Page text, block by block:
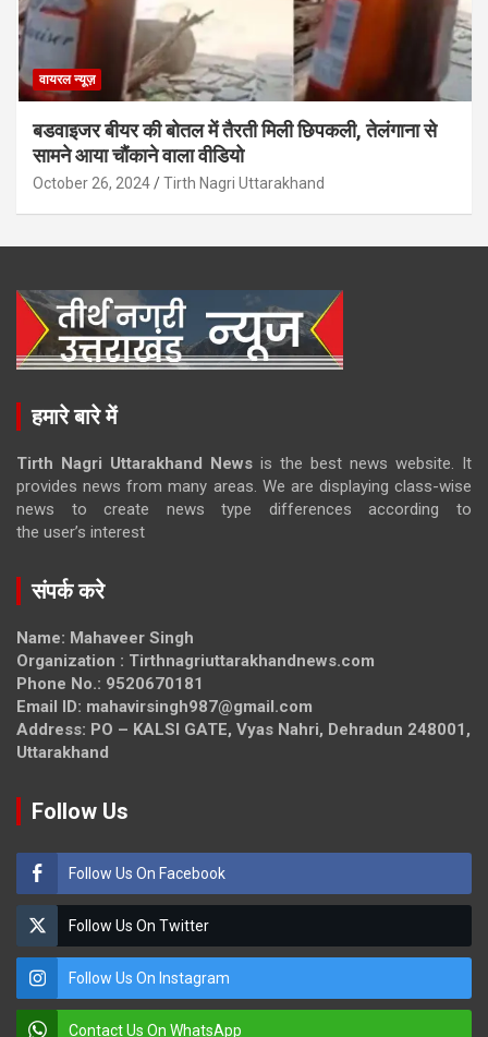
वायरल न्यूज़
बडवाइजर बीयर की बोतल में तैरती मिली छिपकली, तेलंगाना से
सामने आया चौंकाने वाला वीडियो
October 26, 2024 Tirth Nagri Uttarakhand
हमारे बारे में
Tirth Nagri Uttarakhand News is the best news website. It
provides news from many areas. We are displaying class-wise
news to create news type differences according to
the user’s interest
संपर्क करे
Name: Mahaveer Singh
Organization : Tirthnagriuttarakhandnews.com
Phone No.: 9520670181
Email ID: mahavirsingh987@gmail.com
Address: PO – KALSI GATE, Vyas Nahri, Dehradun 248001,
Uttarakhand
Follow Us
Follow Us On Facebook
Follow Us On Twitter
Follow Us On Instagram
Contact Us On WhatsApp